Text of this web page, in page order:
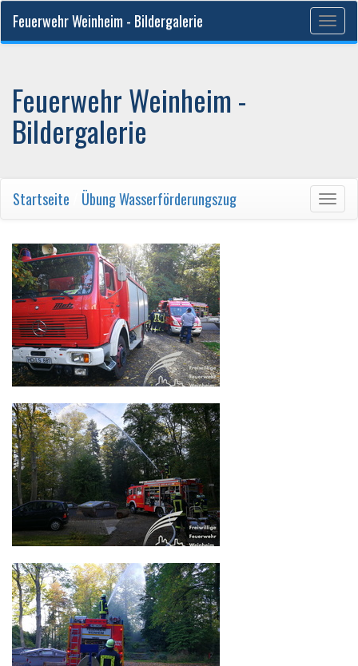
Feuerwehr Weinheim - Bildergalerie
Feuerwehr Weinheim -
Bildergalerie
Startseite Übung Wasserförderungszug